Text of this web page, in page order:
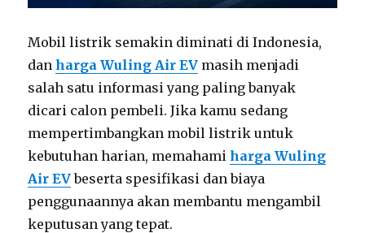
Mobil listrik semakin diminati di Indonesia,
danharga Wuling Air EV masih menjadi
salah satu informasi yang paling banyak
dicari calon pembeli. Jika kamu sedang
mempertimbangkan mobil listrik untuk
kebutuhan harian, memahamiharga Wuling
Air EVbeserta spesifikasi dan biaya
penggunaannya akan membantu mengambil
keputusan yang tepat.